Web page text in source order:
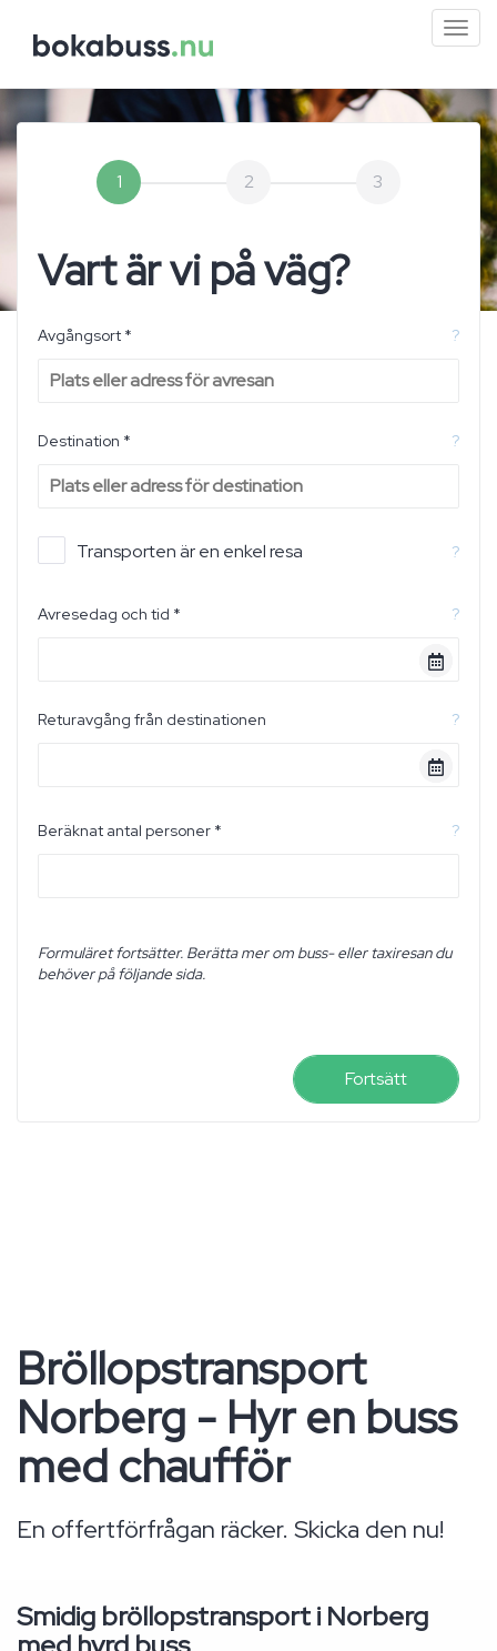
1 2 3
Vart är vi på väg?
Avgångsort * ?
Destination * ?
Transporten är en enkel resa ?
Avresedag och tid * ?
Returavgång från destinationen ?
Beräknat antal personer * ?
Formuläret fortsätter. Berätta mer om buss- eller taxiresan du
behöver på följande sida.
Fortsätt
Bröllopstransport
Norberg - Hyr en buss
med chaufför
En offertförfrågan räcker. Skicka den nu!
Smidig bröllopstransport i Norberg